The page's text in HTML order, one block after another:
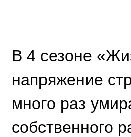
В 4 сезоне
напряжение
много раз
собственного